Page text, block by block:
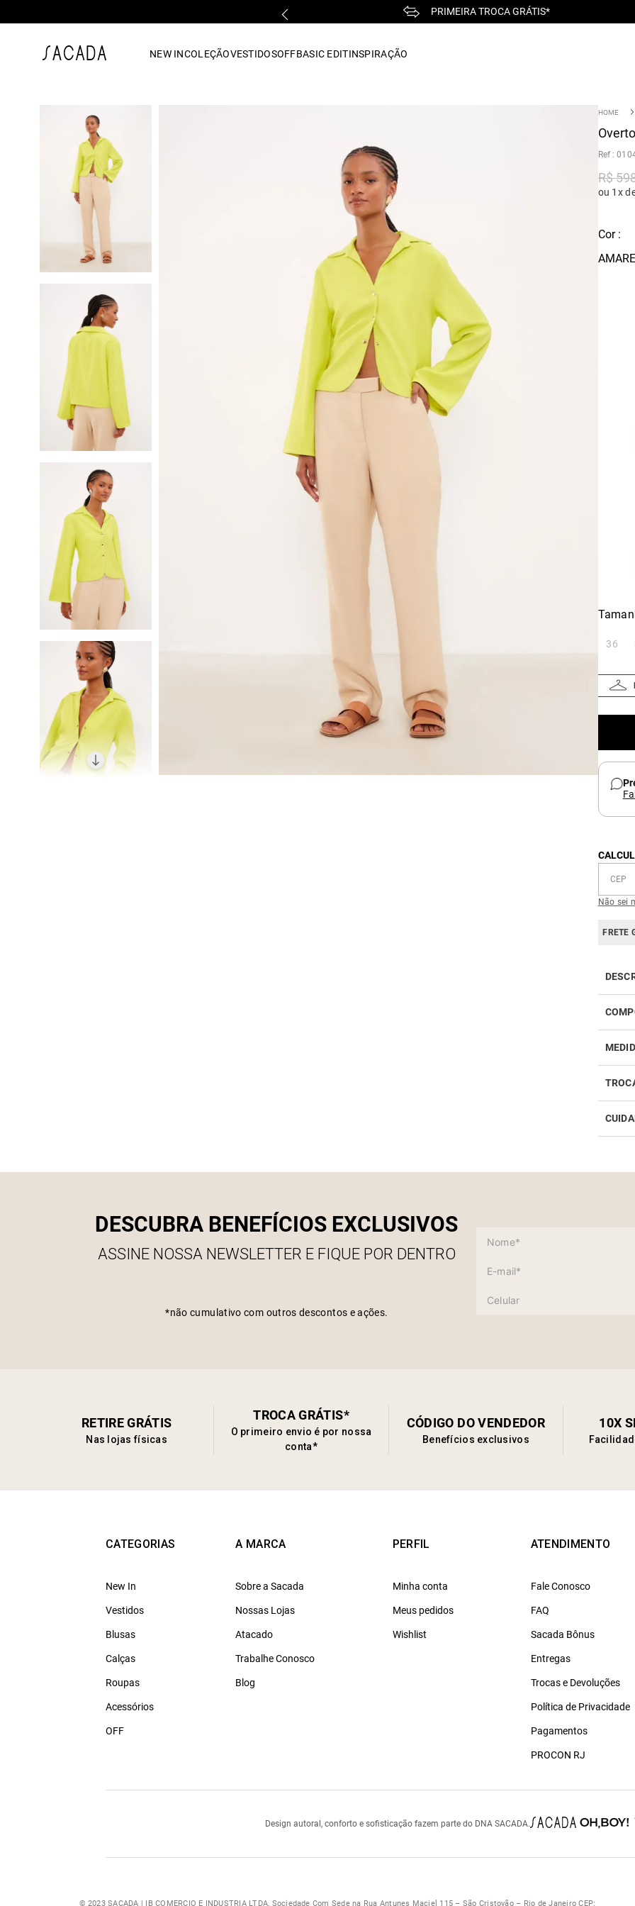
PRIMEIRA TROCA GRÁTIS*
NEW INCOLEÇÃOVESTIDOSOFFBASIC EDITINSPIRAÇÃO
:
R$
ou 1x
Cor :
36
Não sei
FRETE
este
Com
DESCUBRA BENEFÍCIOS EXCLUSIVOS
ASSINE NOSSA NEWSLETTER E FIQUE POR DENTRO
*não cumulativo com outros descontos e ações.
RETIRE GRÁTIS
Nas lojas físicas
TROCA GRÁTIS*
O primeiro envio é por nossa
conta*
CÓDIGO DO VENDEDOR
Benefícios exclusivos
10X
CATEGORIAS
New In
Vestidos
Blusas
Calças
Roupas
Acessórios
OFF
A MARCA
Sobre a Sacada
Nossas Lojas
Atacado
Trabalhe Conosco
Blog
PERFIL
Minha conta
Meus pedidos
Wishlist
ATENDIMENTO
Fale Conosco
FAQ
Sacada Bônus
Entregas
Trocas e Devoluções
Política de Privacidade
Pagamentos
PROCON RJ
Design autoral, conforto e sofisticação fazem parte do DNA SACADA.
© 2023 SACADA | IB COMERCIO E INDUSTRIA LTDA, Sociedade Com Sede na Rua Antunes Maciel 115 – São Cristovão – Rio de Janeiro CEP:
vestido midi